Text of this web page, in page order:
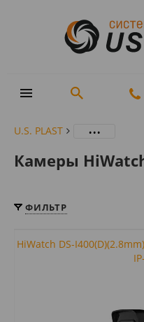
U.S. PLAST ...
Камеры
ФИЛЬТР
HiWatch DS-